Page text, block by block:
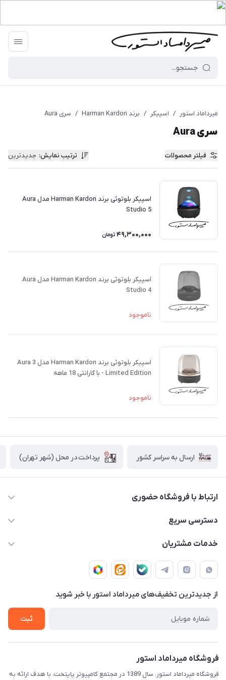
میرداماد استور / اسپیکر / برند Harman Kardon / سری Aura
سری Aura
فیلتر محصولات ترتیب نمایش: جدیدترین
اسپیکر بلوتوثی برند Harman Kardon مدل Aura
Studio 5
49,300,000 تومان
اسپیکر بلوتوثی برند Harman Kardon مدل Aura
Studio 4
ناموجود
اسپیکر بلوتوثی برند Harman Kardon مدل Aura 3
Limited Edition - با گارانتی 18 ماهه
ناموجود
ارسال به سراسر کشور پرداخت در محل (شهر تهران)
ارتباط با فروشگاه حضوری
02188874370 - 02188874371
پایتخت - طبقه اول - واحد 172
دسترسی سریع
صـفـحـه اصـلـی
دربـاره مـیـردامـاد اسـتـور
خدمات مشتریان
قـوانـیـن و مـقـررات
روش هـای پـرداخـت
تـیـکـت بـه پـشـتـیـبـانـی
از جدید‌ترین تخفیف‌های میرداماد استور با‌ خبر شوید
ثبت
فروشگاه میرداماد استور
فروشگاه میرداماد استور، سال 1389 در مجتمع کامپیوتر پایتخت، با هدف ارائه به